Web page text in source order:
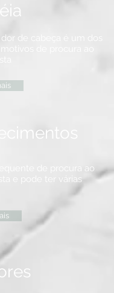
dor de cabeça é um dos
motivos de procura ao
de procura ao
e pode ter várias